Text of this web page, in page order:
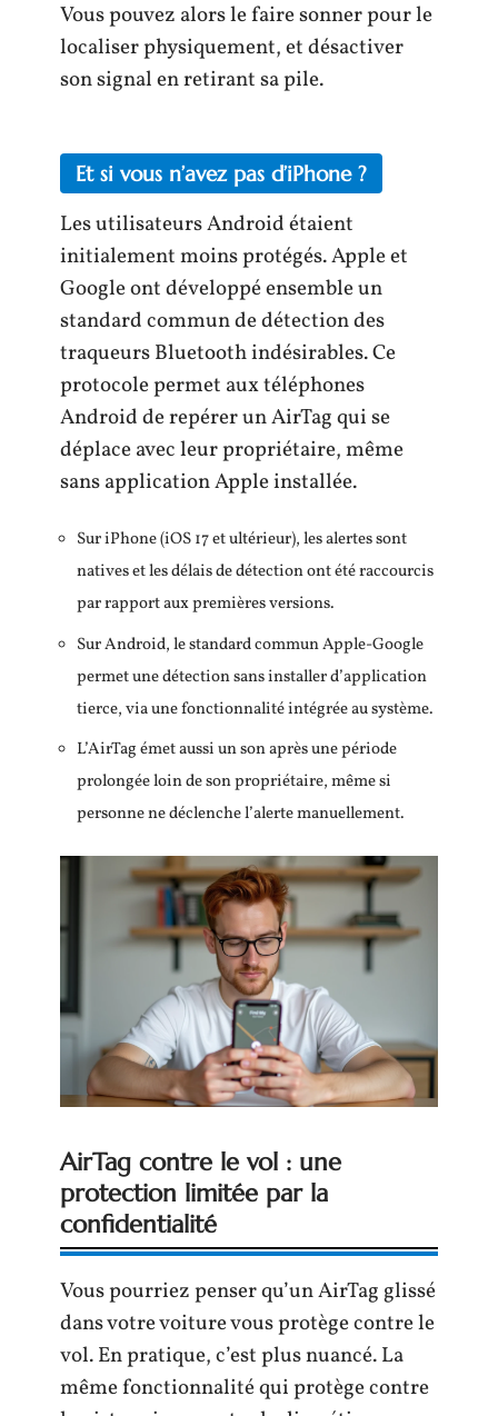
Vous pouvez alors le faire sonner pour le
localiser physiquement, et désactiver
son signal en retirant sa pile.
Et si vous n’avez pas d’iPhone ?
Les utilisateurs Android étaient
initialement moins protégés. Apple et
Google ont développé ensemble un
standard commun de détection des
traqueurs Bluetooth indésirables. Ce
protocole permet aux téléphones
Android de repérer un AirTag qui se
déplace avec leur propriétaire, même
sans application Apple installée.
Sur iPhone (iOS 17 et ultérieur), les alertes sont
natives et les délais de détection ont été raccourcis
par rapport aux premières versions.
Sur Android, le standard commun Apple-Google
permet une détection sans installer d’application
tierce, via une fonctionnalité intégrée au système.
L’AirTag émet aussi un son après une période
prolongée loin de son propriétaire, même si
personne ne déclenche l’alerte manuellement.
AirTag contre le vol : une
protection limitée par la
confidentialité
Vous pourriez penser qu’un AirTag glissé
dans votre voiture vous protège contre le
vol. En pratique, c’est plus nuancé. La
même fonctionnalité qui protège contre